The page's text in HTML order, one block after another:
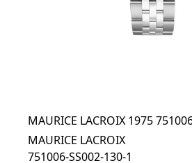
MAURICE LACROIX 1975
MAURICE LACROIX
751006-SS002-130-1